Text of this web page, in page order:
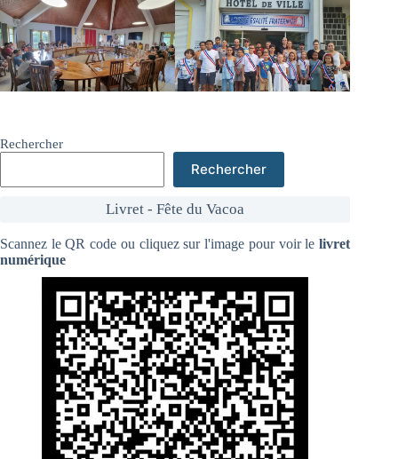
Rechercher
Rechercher
Livret - Fête du Vacoa
Scannez le QR code ou cliquez sur l'image pour voir lelivret
numérique